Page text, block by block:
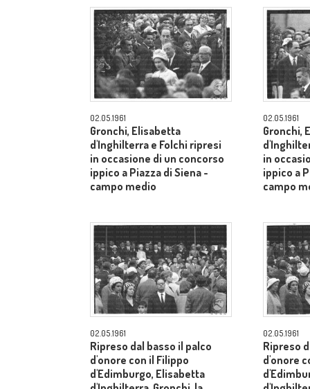
02.05.1961
Gronchi, Elisabetta
d'Inghilterra e Folchi ripresi
in occasione di un concorso
ippico a Piazza di Siena -
campo medio
02.05.1961
Gronchi,
in
ippico a
campo
02.05.1961
Ripreso dal basso il palco
d'onore con il Filippo
d'Edimburgo, Elisabetta
02.05.1961
Ripreso
d'onore